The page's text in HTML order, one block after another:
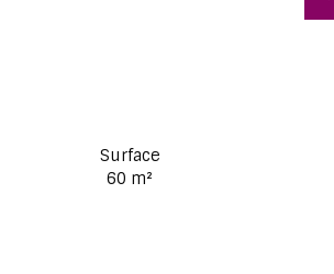
Surface
60 m²